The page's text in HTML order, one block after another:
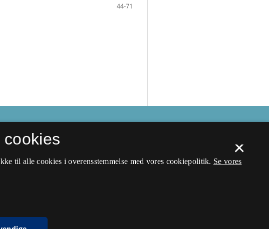
44-71
×
til alle cookies i overensstemmelse med vores cookiepolitik. Se vores